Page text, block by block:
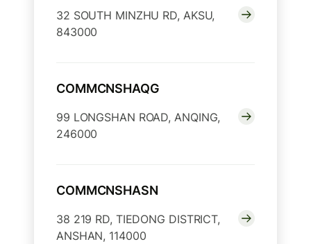
32 SOUTH MINZHU RD, AKSU,
843000
COMMCNSHAQG
99 LONGSHAN ROAD, ANQING,
246000
COMMCNSHASN
38 219 RD, TIEDONG DISTRICT,
ANSHAN, 114000